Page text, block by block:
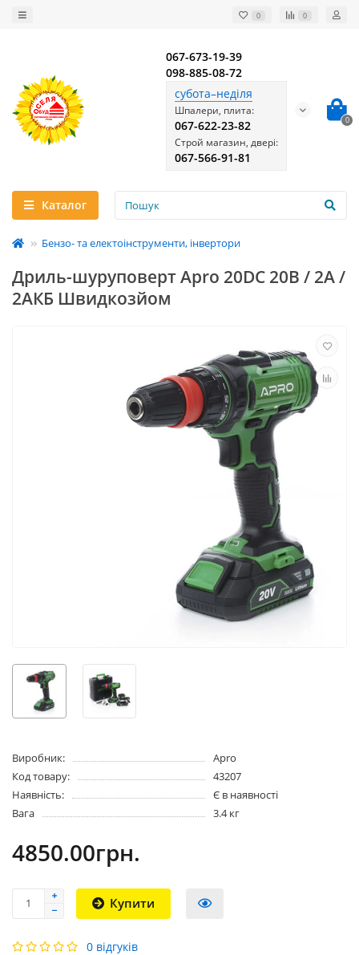
0 0
067-673-19-39
098-885-08-72
субота–неділя
Шпалери, плита:
067-622-23-82
Строй магазин, двері:
067-566-91-81
0
Каталог
Бензо- та електоінструменти, інвертори
Дриль-шуруповерт Apro 20DC 20В / 2А /
2АКБ Швидкозйом
Виробник:
Apro
Код товару:
43207
Наявність:
Є в наявності
Вага
3.4 кг
4850.00грн.
Купити
0 відгуків